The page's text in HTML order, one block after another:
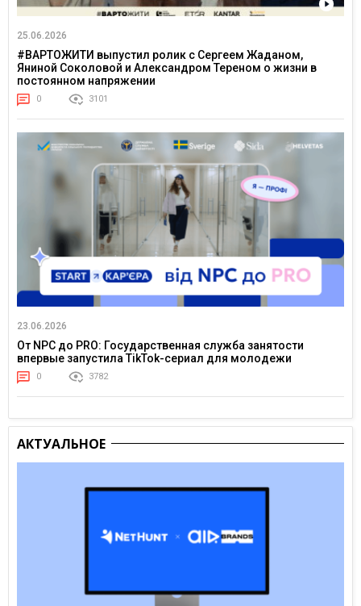
25.06.2026
#ВАРТОЖИТИ выпустил ролик с Сергеем Жаданом,
Яниной Соколовой и Александром Тереном о жизни в
постоянном напряжении
0 3101
23.06.2026
От NPC до PRO: Государственная служба занятости
впервые запустила TikTok-сериал для молодежи
0 3782
АКТУАЛЬНОЕ